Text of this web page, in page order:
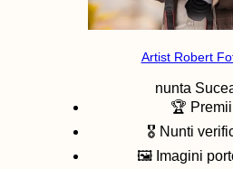
Artist Robert
nunta
🏆
🎖️ Nunti
🖼️ Imagini